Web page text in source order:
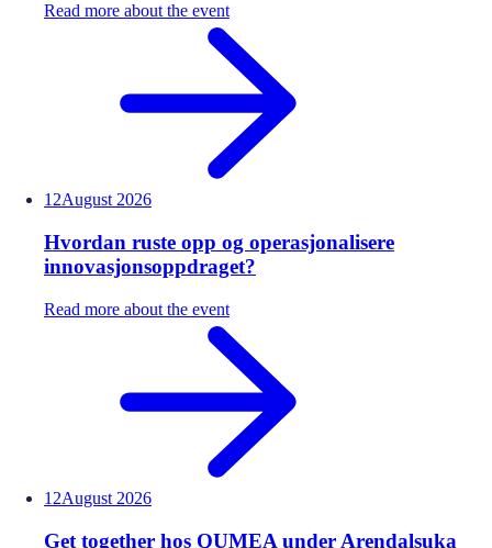
Read more about the event
12August 2026
Hvordan ruste opp og operasjonalisere
innovasjonsoppdraget?
Read more about the event
12August 2026
Get together hos QUMEA under Arendalsuka